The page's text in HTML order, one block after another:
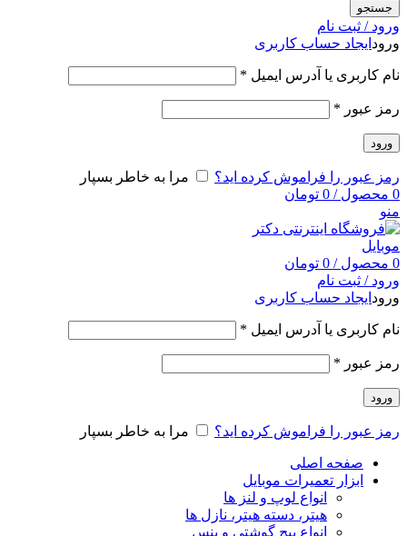
جستجو
ورود / ثبت نام
ورود ایجاد حساب کاربری
نام کاربری یا آدرس ایمیل *
رمز عبور *
ورود
رمز عبور را فراموش کرده اید؟
مرا به خاطر بسپار
0 محصول /
0 تومان
منو
0 محصول /
0 تومان
ورود / ثبت نام
ورود ایجاد حساب کاربری
نام کاربری یا آدرس ایمیل *
رمز عبور *
ورود
رمز عبور را فراموش کرده اید؟ مرا به خاطر بسپار
صفحه اصلی
ابزار تعمیرات موبایل
انواع لوپ و لنز ها
هیتر، دسته هیتر، نازل ها
انواع پیچ‌ گوشتی و پنس